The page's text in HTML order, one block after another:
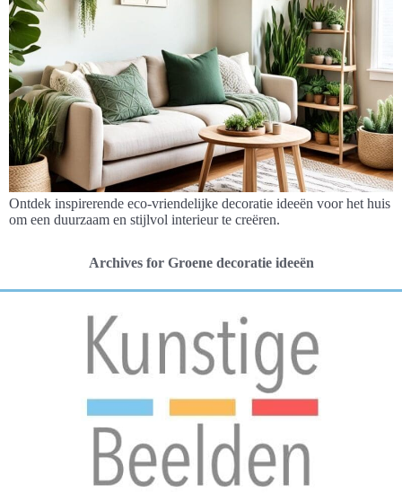
Ontdek inspirerende eco-vriendelijke decoratie ideeën voor het huis
om een duurzaam en stijlvol interieur te creëren.
Archives for Groene decoratie ideeën